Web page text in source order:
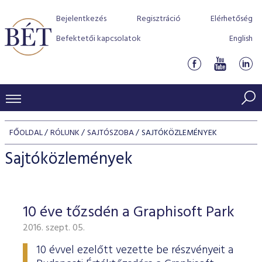
Bejelentkezés Regisztráció
Elérhetőség
Befektetői kapcsolatok
English
KERESKEDÉSI ADATOK
INDEXEK
Jelzáloglevél indexek
Azonnali Piac
Részvények
Származékos piac
BEFEKTETŐK
Részvény szekció
Hitelpapír szekció
BÉT szabályzatok
Befektetővédelem
Alkalmazott díjstruktúra
Elszámolás
Részvény és vállalati kötvény tőzsdei bevezetését
program
BÉT Xtend - Részvénypiac egyszerűen
TŐZSDETAGOK
Tőzsdetagok, üzletkötők
VENDOROK
FŐOLDAL RÓLUNK SAJTÓSZOBA SAJTÓKÖZLEMÉNYEK
Sajtóközlemények
10 éve tőzsdén a Graphisoft Park
2016. szept. 05.
10 évvel ezelőtt vezette be részvényeit a